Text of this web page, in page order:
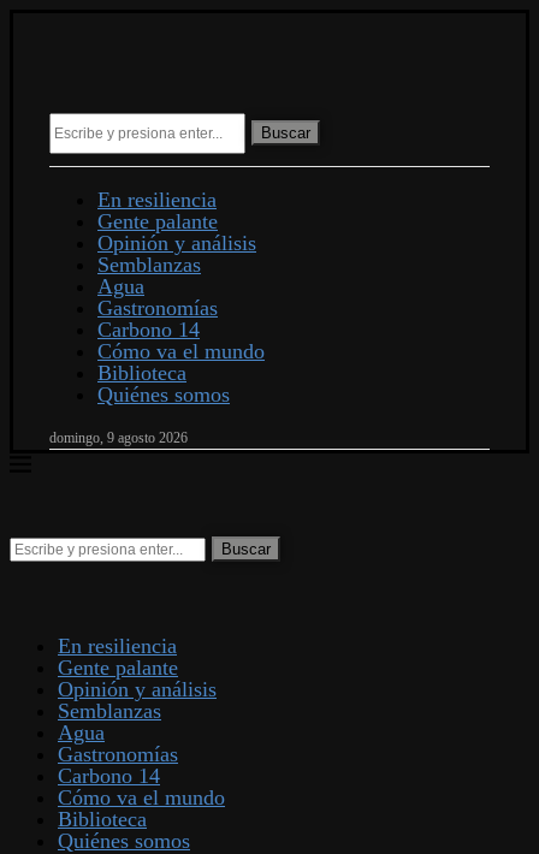
Buscar
En resiliencia
Gente palante
Opinión y análisis
Semblanzas
Agua
Gastronomías
Carbono 14
Cómo va el mundo
Biblioteca
Quiénes somos
domingo, 9 agosto 2026
En resiliencia
Gente palante
Opinión y análisis
Semblanzas
Agua
Gastronomías
Carbono 14
Cómo va el mundo
Biblioteca
Quiénes somos